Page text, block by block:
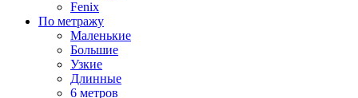
Fenix
По метражу
Маленькие
Большие
Узкие
Длинные
6 метров